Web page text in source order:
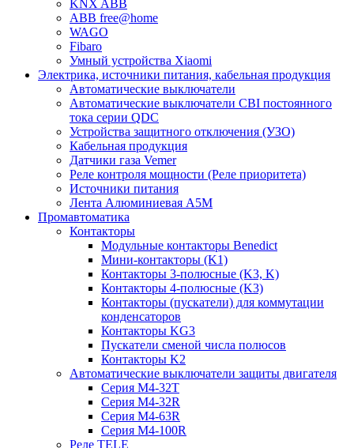
KNX ABB
ABB free@home
WAGO
Fibaro
Умный устройства Xiaomi
Электрика, источники питания, кабельная продукция
Автоматические выключатели
Автоматические выключатели CBI постоянного
тока серии QDC
Устройства защитного отключения (УЗО)
Кабельная продукция
Датчики газа Vemer
Реле контроля мощности (Реле приоритета)
Источники питания
Лента Алюминиевая А5М
Промавтоматика
Контакторы
Модульные контакторы Benedict
Мини-контакторы (K1)
Контакторы 3-полюсные (K3, K)
Контакторы 4-полюсные (K3)
Контакторы (пускатели) для коммутации
конденсаторов
Контакторы KG3
Пускатели сменой числа полюсов
Контакторы K2
Автоматические выключатели защиты двигателя
Серия M4-32T
Серия M4-32R
Серия M4-63R
Серия M4-100R
Реле TELE